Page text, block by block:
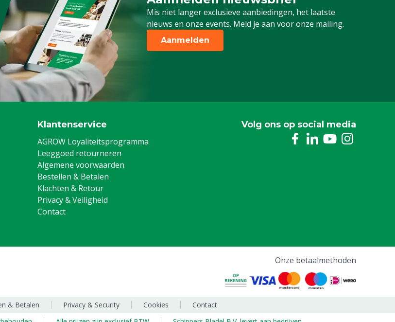
Mis niet langer exclusieve aanbiedingen, het laatste
nieuws en onze events. Meld je aan voor onze mailing.
Aanmelden
Klantenservice
AGROW Loyaliteitsprogramma
Leeggoed retourneren
Algemene voorwaarden
Bestellen & Betalen
Klachten & Retour
Privacy & Veiligheid
Contact
Volg ons op social media
Onze betaalmethoden
& Betalen Privacy & Security Cookies
Contact